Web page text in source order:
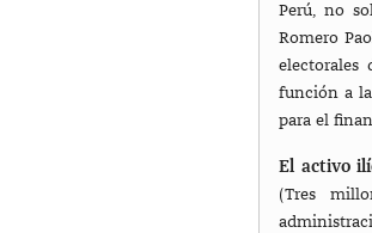
Perú, no
Romero
electorales
función a
para el
El activo
(Tres